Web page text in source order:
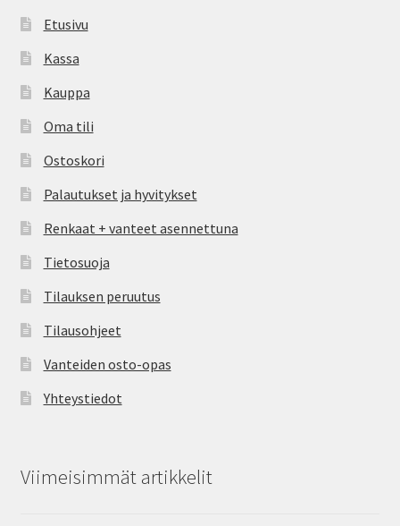
Etusivu
Kassa
Kauppa
Oma tili
Ostoskori
Palautukset ja hyvitykset
Renkaat + vanteet asennettuna
Tietosuoja
Tilauksen peruutus
Tilausohjeet
Vanteiden osto-opas
Yhteystiedot
Viimeisimmät artikkelit